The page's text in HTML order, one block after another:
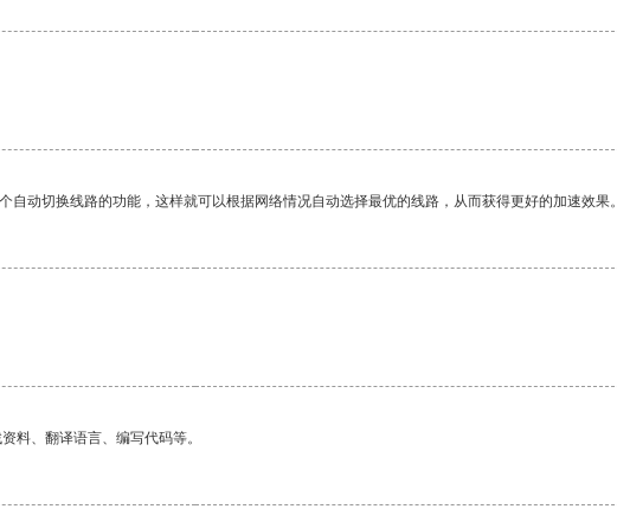
动切换线路的功能，这样就可以根据网络情况自动选择最优的线路，从而获得更好的加速效果。
料、翻译语言、编写代码等。